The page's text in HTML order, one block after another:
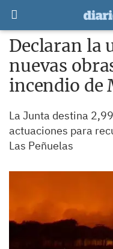
Declaran la
nuevas
incendio de
La Junta destina
actuaciones para
Las Peñuelas